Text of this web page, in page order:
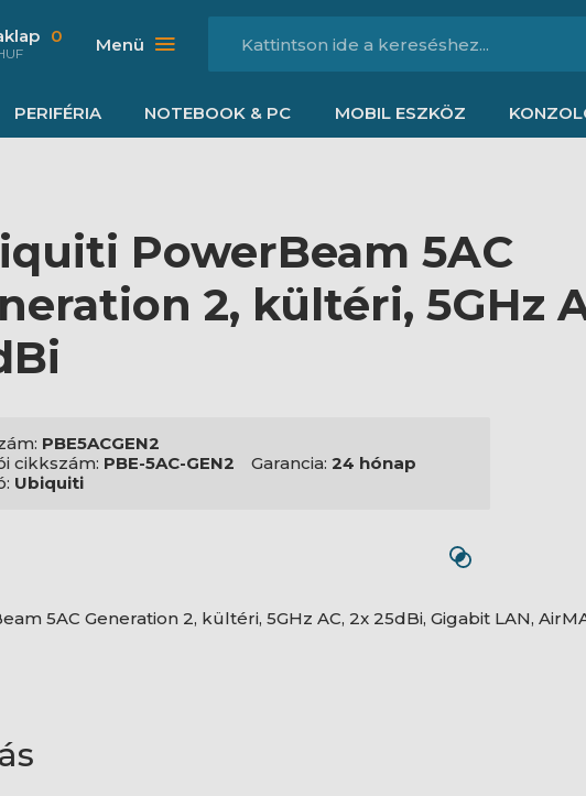
0 Menü
PERIFÉRIA NOTEBOOK & PC MOBIL ESZKÖZ
PowerBeam 5AC
2, kültéri, 5GHz
PBE5ACGEN2
cikkszám: PBE-5AC-GEN2 Garancia: 24 hónap
Ubiquiti
5AC Generation 2, kültéri, 5GHz AC, 2x 25dBi, Gigabit LAN,